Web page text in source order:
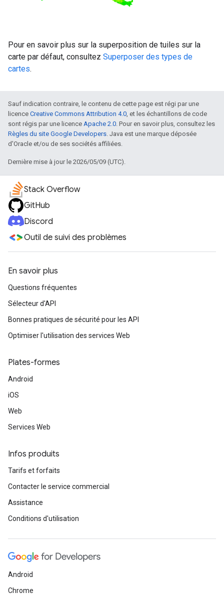
Pour en savoir plus sur la superposition de tuiles sur la
carte par défaut, consultez Superposer des types de
cartes.
Sauf indication contraire, le contenu de cette page est régi par une
licence Creative Commons Attribution 4.0 , et les échantillons de code
sont régis par une licence Apache 2.0 . Pour en savoir plus, consultez les
Règles du site Google Developers . Java est une marque déposée
d'Oracle et/ou de ses sociétés affiliées.
Dernière mise à jour le 2026/05/09 (UTC).
Stack Overflow
GitHub
Discord
Outil de suivi des problèmes
En savoir plus
Questions fréquentes
Sélecteur d'API
Bonnes pratiques de sécurité pour les API
Optimiser l'utilisation des services Web
Plates-formes
Android
iOS
Web
Services Web
Infos produits
Tarifs et forfaits
Contacter le service commercial
Assistance
Conditions d'utilisation
Android
Chrome